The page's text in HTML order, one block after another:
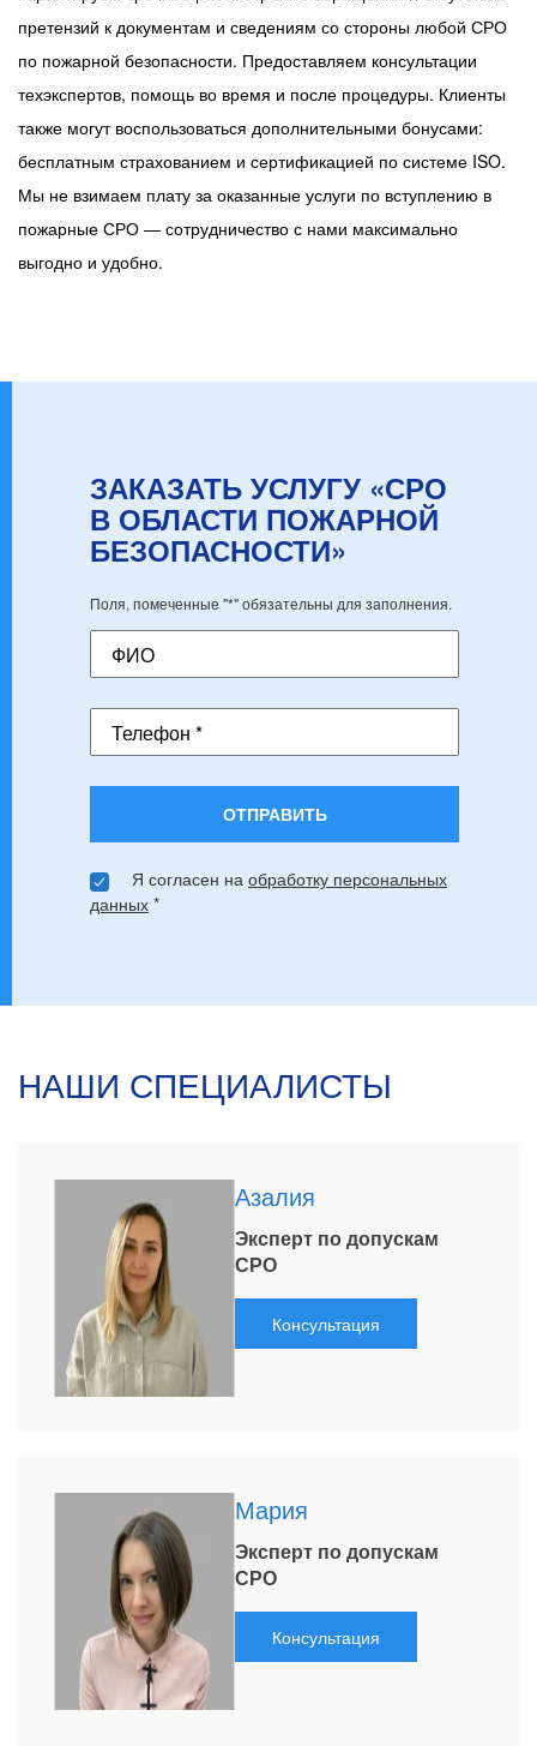
претензий к документам и сведениям со стороны любой СРО
по пожарной безопасности. Предоставляем консультации
техэкспертов, помощь во время и после процедуры. Клиенты
также могут воспользоваться дополнительными бонусами:
бесплатным страхованием и сертификацией по системе ISO.
Мы не взимаем плату за оказанные услуги по вступлению в
пожарные СРО — сотрудничество с нами максимально
выгодно и удобно.
ЗАКАЗАТЬ УСЛУГУ «СРО
В ОБЛАСТИ ПОЖАРНОЙ
БЕЗОПАСНОСТИ»
Поля, помеченные "*" обязательны для заполнения.
ФИО
Телефон *
ОТПРАВИТЬ
Я согласен на обработку персональных
данных *
НАШИ СПЕЦИАЛИСТЫ
Азалия
Эксперт по допускам
СРО
Консультация
Мария
Эксперт по допускам
СРО
Консультация